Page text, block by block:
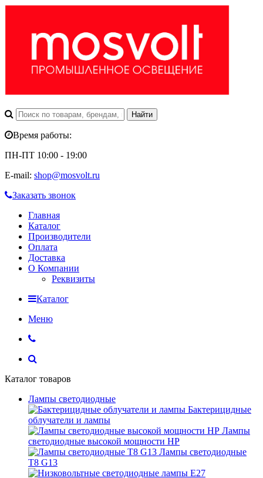
Время работы:
ПН-ПТ 10:00 - 19:00
E-mail: shop@mosvolt.ru
Заказать звонок
Главная
Каталог
Производители
Оплата
Доставка
О Компании
Реквизиты
Каталог
Меню
Каталог товаров
Лампы светодиодные
Бактерицидные
облучатели и лампы
Лампы
светодиодные высокой мощности HP
Лампы светодиодные
Т8 G13